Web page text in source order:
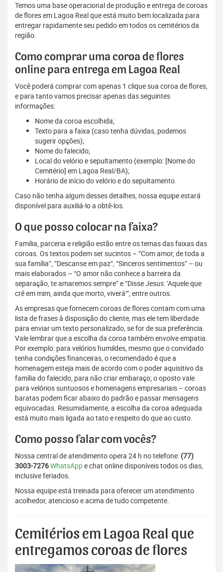
Temos uma base operacional de produção e entrega de coroas
de flores em Lagoa Real que está muito bem localizada para
entregar rapidamente seu pedido em todos os cemitérios da
região.
Como comprar uma coroa de flores
online para entrega em Lagoa Real
Você poderá comprar com apenas 1 clique sua coroa de flores,
e para tanto vamos precisar apenas das seguintes
informações:
Nome da coroa escolhida;
Texto para a faixa (caso tenha dúvidas, podemos
sugerir opções);
Nome do falecido;
Local do velório e sepultamento (exemplo: [Nome do
Cemitério] em Lagoa Real/BA);
Horário de início do velório e do sepultamento.
Caso não tenha algum desses detalhes, nossa equipe estará
disponível para auxiliá-lo a obtê-los.
O que posso colocar na faixa?
Família, parceria e religião estão entre os temas das faixas das
coroas. Os textos podem ser sucintos – “Com amor, de toda a
sua família”, “Descanse em paz”, “Sinceros sentimentos” – ou
mais elaborados – “O amor não conhece a barreira da
separação, te amaremos sempre” e “Disse Jesus: ‘Aquele que
crê em mim, ainda que morto, viverá’”, entre outros.
As empresas que fornecem coroas de flores contam com uma
lista de frases à disposição do cliente, mas ele tem liberdade
para enviar um texto personalizado, se for de sua preferência.
Vale lembrar que a escolha da coroa também envolve empatia.
Por exemplo: para velórios humildes, mesmo que o convidado
tenha condições financeiras, o recomendado é que a
homenagem esteja mais de acordo com o poder aquisitivo da
família do falecido, para não criar embaraço; o oposto vale
para velórios suntuosos e homenagens empresariais – coroas
baratas podem ficar abaixo do padrão e passar mensagens
equivocadas. Resumidamente, a escolha da coroa adequada
está muito mais ligada ao tato e respeito do que ao custo.
Como posso falar com vocês?
Nossa central de atendimento opera 24 h no telefone: (77)
3003-7276WhatsAppe chat online disponíveis todos os dias,
inclusive feriados.
Nossa equipe está treinada para oferecer um atendimento
acolhedor, atencioso e acima de tudo competente.
Cemitérios em Lagoa Real que
entregamos coroas de flores